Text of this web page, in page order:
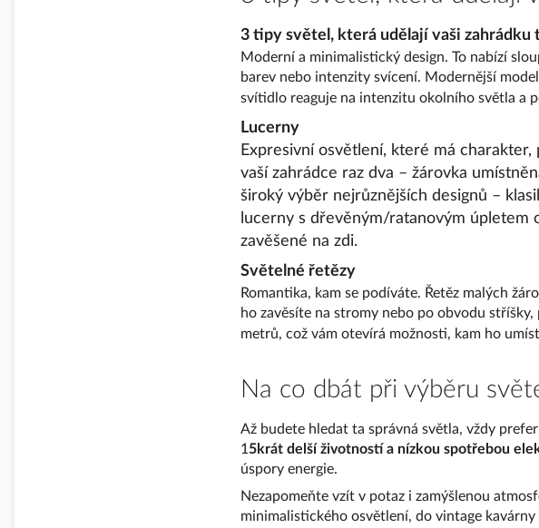
3 tipy světel, která udělají vaši zahrádku
Moderní a minimalistický design. To nabízí
barev nebo intenzity svícení. Modernější
svítidlo reaguje na intenzitu okolního světla a
Lucerny
Expresivní osvětlení, které má
vaší zahrádce raz dva – žárovka
široký výběr nejrůznějších designů –
lucerny s dřevěným/ratanovým úpletem
zavěšené na zdi.
Světelné řetězy
Romantika, kam se podíváte. Řetěz malých
ho zavěsíte na stromy nebo po obvodu
metrů, což vám otevírá možnosti, kam ho
Na co dbát při výběru
Až budete hledat ta správná světla, vždy
1 5krát delší životností a nízkou spotřebou
úspory energie.
Nezapomeňte vzít v potaz i zamýšlenou
minimalistického osvětlení, do vintage